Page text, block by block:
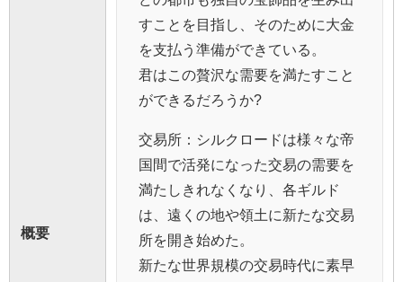
概要
すことを目指し、そのために大金
を支払う準備ができている。
君はこの贅沢な需要を満たすこと
ができるだろうか?
交易所：シルクロードは様々な帝
国間で活発になった交易の需要を
満たしきれなくなり、各ギルド
は、遠くの地や領土に新たな交易
所を開き始めた。
新たな世界規模の交易時代に素早